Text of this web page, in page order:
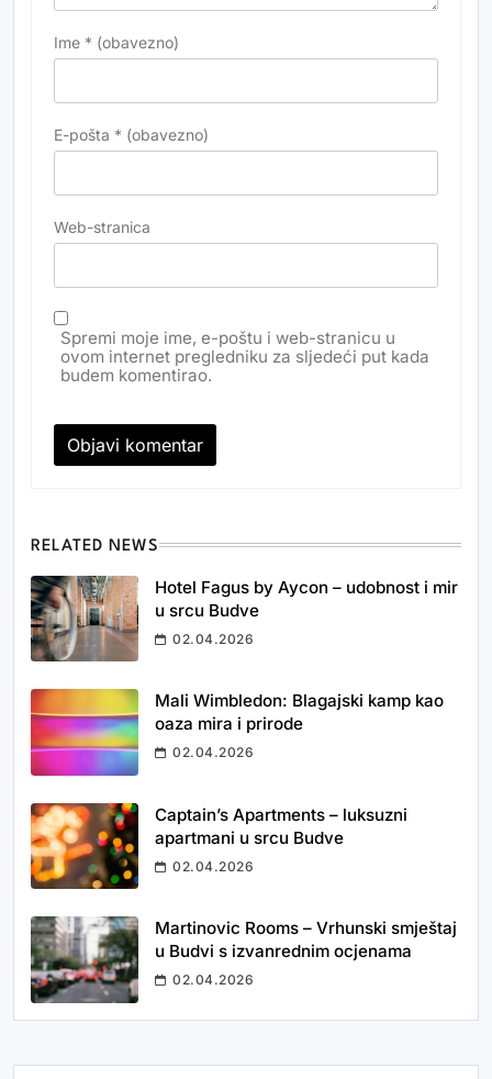
Ime * (obavezno)
E-pošta * (obavezno)
Web-stranica
Spremi moje ime, e-poštu i web-stranicu u
ovom internet pregledniku za sljedeći put kada
budem komentirao.
RELATED NEWS
Hotel Fagus by Aycon – udobnost i mir
u srcu Budve
02.04.2026
Mali Wimbledon: Blagajski kamp kao
oaza mira i prirode
02.04.2026
Captain’s Apartments – luksuzni
apartmani u srcu Budve
02.04.2026
Martinovic Rooms – Vrhunski smještaj
u Budvi s izvanrednim ocjenama
02.04.2026